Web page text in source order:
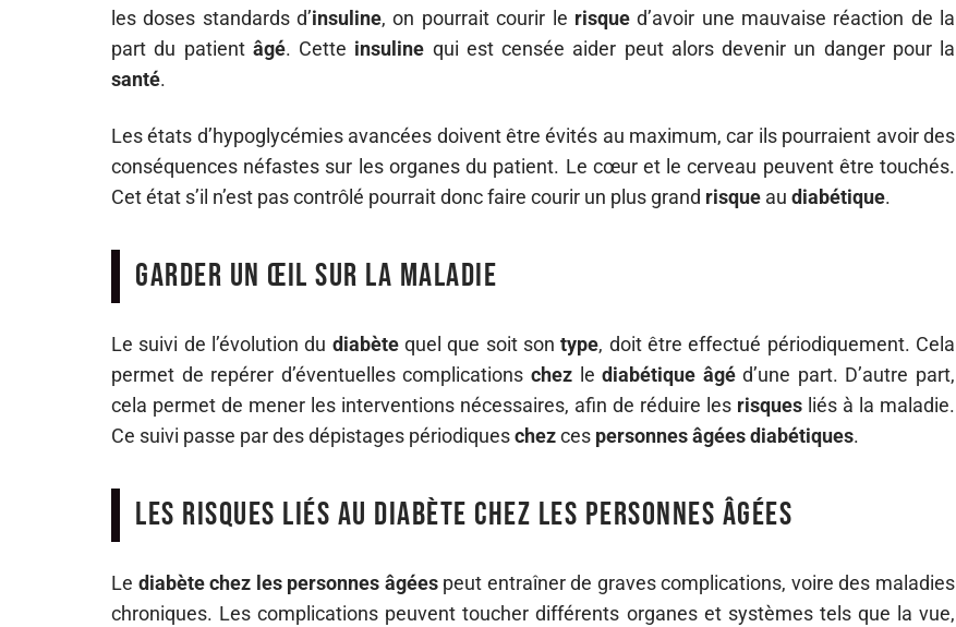
les doses standards d’insuline, on pourrait courir le risqued’avoir une mauvaise réaction de la
part du patient âgé. Cette insuline qui est censée aider peut alors devenir un danger pour la
santé.
Les états d’hypoglycémies avancées doivent être évités au maximum, car ils pourraient avoir des
conséquences néfastes sur les organes du patient. Le cœur et le cerveau peuvent être touchés.
Cet état s’il n’est pas contrôlé pourrait donc faire courir un plus grand risque au diabétique.
Garder un œil sur la maladie
Le suivi de l’évolution du diabètequel que soit sontype, doit être effectué périodiquement. Cela
permet de repérer d’éventuelles complications chezlediabétique âgéd’une part. D’autre part,
cela permet de mener les interventions nécessaires, afin de réduire les risques liés à la maladie.
Ce suivi passe par des dépistages périodiqueschezces personnesâgéesdiabétiques.
Les risques liés au diabète chez les personnes âgées
Le diabète chez les personnes âgéespeut entraîner de graves complications, voire des maladies
chroniques. Les complications peuvent toucher différents organes et systèmes tels que la vue,